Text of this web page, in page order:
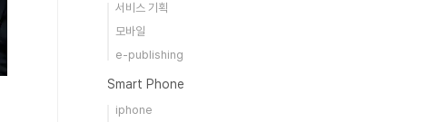
서비스 기획
모바일
e-publishing
Smart Phone
iphone